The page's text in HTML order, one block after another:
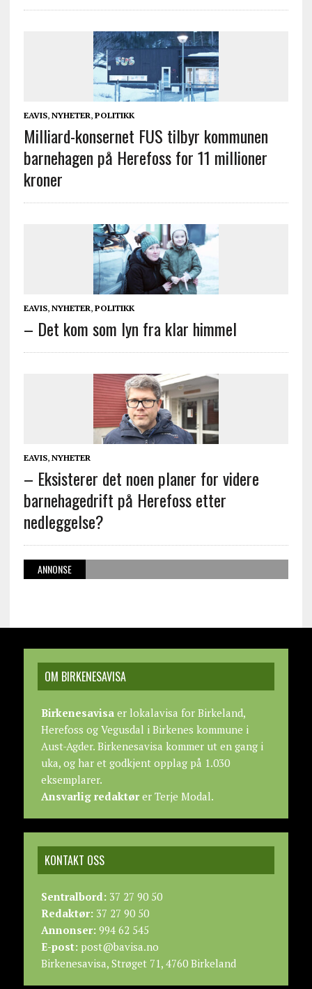
EAVIS, NYHETER, POLITIKK
Milliard-konsernet FUS tilbyr kommunen
barnehagen på Herefoss for 11 millioner
kroner
EAVIS, NYHETER, POLITIKK
– Det kom som lyn fra klar himmel
EAVIS, NYHETER
– Eksisterer det noen planer for videre
barnehagedrift på Herefoss etter
nedleggelse?
ANNONSE
OM BIRKENESAVISA
Birkenesavisaer lokalavisa for Birkeland,
Herefoss og Vegusdal i Birkenes kommune i
Aust-Agder. Birkenesavisa kommer ut en gang i
uka, og har et godkjent opplag på 1.030
eksemplarer.
Ansvarlig redaktører Terje Modal.
KONTAKT OSS
Sentralbord:37 27 90 50
Redaktør:37 27 90 50
Annonser:994 62 545
E-post:post@bavisa.no
Birkenesavisa, Strøget 71, 4760 Birkeland